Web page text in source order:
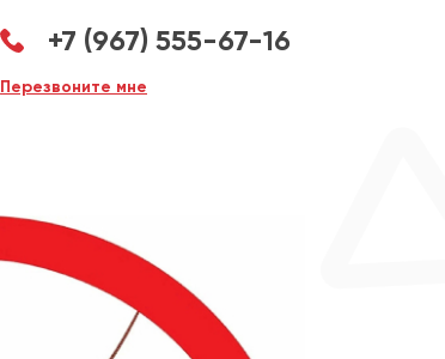
+7 (967) 555-67-16
Перезвоните мне